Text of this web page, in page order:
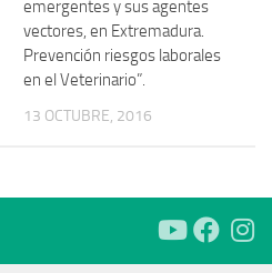
emergentes y sus agentes
vectores, en Extremadura.
Prevención riesgos laborales
en el Veterinario”.
13 OCTUBRE, 2016